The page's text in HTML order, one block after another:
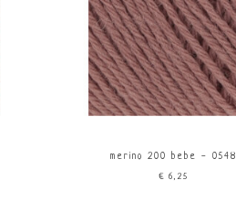
merino 200 bebe - 0548
€6,25